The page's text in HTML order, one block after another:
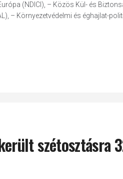
(NDICI), – Közös Kül- és
– Környezetvédelmi és éghajlat-
szétosztásra